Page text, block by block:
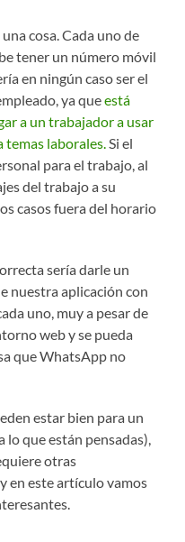
cosa. Cada uno de
tener un número móvil
en ningún caso ser el
ya queestá
a un trabajador a usar
temas laborales.Si el
para el trabajo, al
del trabajo a su
casos fuera del horario
sería darle un
nuestra aplicación con
uno, muy a pesar de
web y se pueda
que WhatsApp no
estar bien para un
que están pensadas),
otras
en este artículo vamos